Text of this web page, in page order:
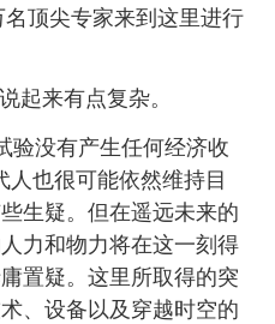
顶尖专家来到这里进行
起来有点复杂。
验没有产生任何经济收
人也很可能依然维持目
生疑。但在遥远未来的
力和物力将在这一刻得
置疑。这里所取得的突
、设备以及穿越时空的